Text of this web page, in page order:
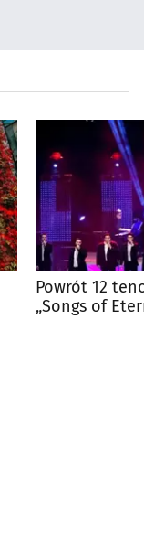
Powrót 12
„Songs of